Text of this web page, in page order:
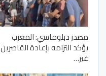
مصدر دبلوماسي: المغرب
يؤكد التزامه بإعادة القاصرين
غير…